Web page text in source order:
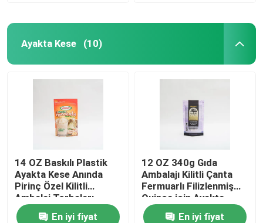
Ayakta Kese (10)
14 OZ Baskılı Plastik
Ayakta Kese Anında
Pirinç Özel Kilitli
Ambalaj Torbaları
En iyi fiyat
12 OZ 340g Gıda
Ambalajı Kilitli Çanta
Fermuarlı Filizlenmiş
Quinoa için Ayakta
Fermuar Kılıfı
En iyi fiyat